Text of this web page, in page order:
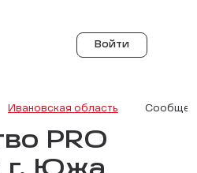
Войти
Ивановская область
PRO